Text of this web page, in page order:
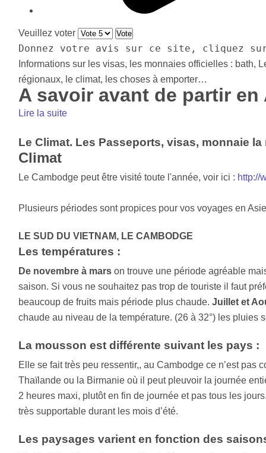
Veuillez voter
Donnez votre avis sur ce site, cliquez
Informations sur les visas, les monnaies officielles :
régionaux, le climat, les choses à emporter…
A savoir avant de partir en
Lire la suite
Le Climat. Les Passeports, visas, monnaie
Climat
Le Cambodge peut être visité toute l'année, voir ici : http://
Plusieurs périodes sont propices pour vos voyages en
LE SUD DU VIETNAM, LE CAMBODGE
Les températures :
De novembre à mars on trouve une période agréable
saison. Si vous ne souhaitez pas trop de touriste il faut
beaucoup de fruits mais période plus chaude.Juillet et
chaude au niveau de la température. (26 à 32°) les pluies
La mousson est différente suivant les pays :
Elle se fait très peu ressentir,, au Cambodge ce n’est pas
Thaïlande ou la Birmanie où il peut pleuvoir la journée
2 heures maxi, plutôt en fin de journée et pas tous les
très supportable durant les mois d’été.
Les paysages varient en fonction des